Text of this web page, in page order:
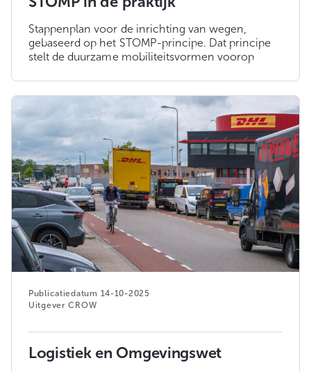
Stappenplan voor de inrichting van wegen,
gebaseerd op het STOMP-principe. Dat principe
stelt de duurzame mobiliteitsvormen voorop
14-10-2025
CROW
Logistiek en Omgevingswet